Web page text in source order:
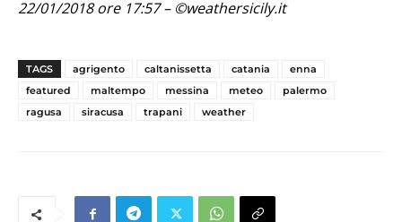
22/01/2018 ore 17:57 – ©weathersicily.it
TAGS agrigento caltanissetta catania
enna
featured
maltempo messina meteo
palermo
ragusa
siracusa trapani weather